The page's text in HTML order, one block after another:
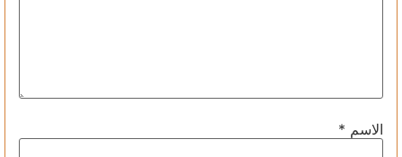
الاسم *